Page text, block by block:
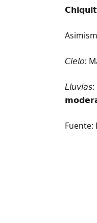
𝘊𝘪𝘦𝘭𝘰:
Fuente: